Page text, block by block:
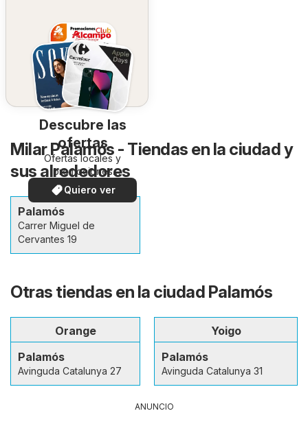
Descubre las
ofertas
Ofertas locales y
promociones
especiales.
Quiero ver
Milar Palamós - Tiendas en la ciudad y
sus alrededores
Palamós
Carrer Miguel de
Cervantes 19
Otras tiendas en la ciudad Palamós
Orange
Palamós
Avinguda Catalunya 27
Yoigo
Palamós
Avinguda Catalunya 31
ANUNCIO